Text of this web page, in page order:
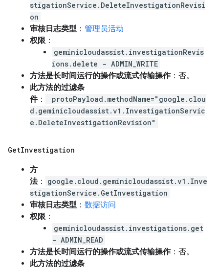
stigationService.DeleteInvestigationRevisi
on
审核日志类型 ： 管理员活动
权限 ：
geminicloudassist.investigationRevis
ions.delete - ADMIN_WRITE
方法是长时间运行的操作或流式传输操作：否。
此方法的过滤条
件：
protoPayload.methodName="google.clou
d.geminicloudassist.v1.InvestigationServic
e.DeleteInvestigationRevision"
GetInvestigation
方
法：
google.cloud.geminicloudassist.v1.Inve
stigationService.GetInvestigation
审核日志类型 ： 数据访问
权限 ：
geminicloudassist.investigations.get
- ADMIN_READ
方法是长时间运行的操作或流式传输操作：否。
此方法的过滤条